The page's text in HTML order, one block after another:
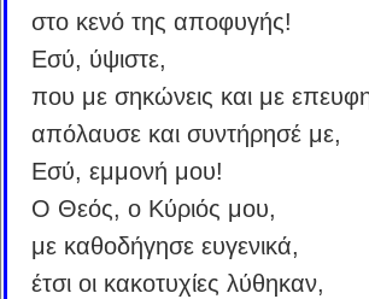
στο κενό της αποφυγής!
Εσύ, ύψιστε,
που με σηκώνεις και με
απόλαυσε και συντήρησέ με,
Εσύ, εμμονή μου!
Ο Θεός, ο Κύριός μου,
με καθοδήγησε ευγενικά,
έτσι οι κακοτυχίες λύθηκαν,